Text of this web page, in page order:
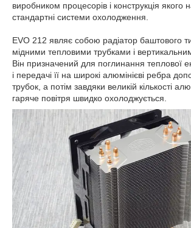
виробником процесорів і конструкція якого
стандартні системи охолодження.
EVO 212 являє собою радіатор баштового
мідними тепловими трубками і
Він призначений для поглинання теплової
і передачі її на широкі алюмінієві ребра
трубок, а потім завдяки великій кількості
гаряче повітря швидко охолоджується.